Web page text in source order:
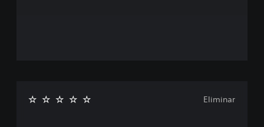
Eliminar